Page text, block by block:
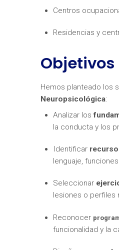
Centros
Residencias y
Objetivos
Hemos planteado los
Neuropsicológica:
Analizar los
la conducta y los
Identificar
lenguaje,
Seleccionar
lesiones o
Reconocer
funcionalidad y la